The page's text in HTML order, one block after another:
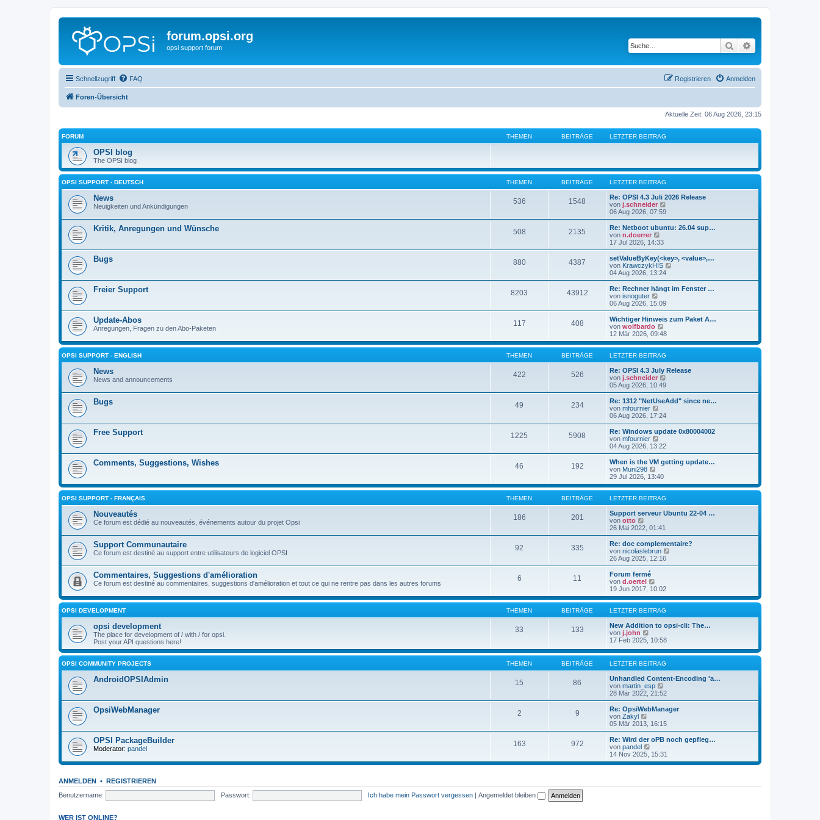
forum.opsi.org
opsi support forum Suche
Schnellzugriff FAQ Anmelden
Registrieren
Foren-Übersicht
Aktuelle Zeit: 06 Aug 2026, 23:15
FORUM THEMEN BEITRÄGE LETZTER BEITRAG
OPSI blog
The OPSI blog
OPSI SUPPORT - DEUTSCH THEMEN BEITRÄGE LETZTER BEITRAG
News
Neuigkeiten und Ankündigungen
536 1548
Re: OPSI 4.3 Juli 2026 Release
von j.schneider
u
e
B
e
r
06 Aug 2026, 07:59
Kritik, Anregungen und Wünsche 508 2135
Re: Netboot ubuntu: 26.04 sup…
von n.doerrer
e
u
e
s
t
B
e
i
r
a
g
17 Jul 2026, 14:33
Bugs 880 4387
setValueByKey(<key>, <value>,…
von KrawczykHIS
u
e
B
t
g
04 Aug 2026, 13:24
Freier Support 8203 43912
Re: Rechner hängt im Fenster …
von isnoguter
e
u
e
s
t
r
B
e
i
t
r
06 Aug 2026, 15:09
Update-Abos
Anregungen, Fragen zu den Abo-Paketen
117 408
Wichtiger Hinweis zum Paket A…
von wolfbardo
e
u
e
s
t
e
r
B
e
i
r
g
12 Mär 2026, 09:48
OPSI SUPPORT - ENGLISH THEMEN BEITRÄGE LETZTER BEITRAG
News
News and announcements
422 526
Re: OPSI 4.3 July Release
von j.schneider
u
e
B
r
05 Aug 2026, 10:49
Bugs 49 234
Re: 1312 "NetUseAdd" since ne…
von mfournier
e
u
e
s
t
B
e
i
t
r
a
06 Aug 2026, 17:24
Free Support 1225 5908
Re: Windows update 0x80004002
von mfournier
e
u
e
s
t
r
B
e
i
r
04 Aug 2026, 13:22
Comments, Suggestions, Wishes 46 192
When is the VM getting update…
von Muni298
e
u
e
s
t
e
B
e
i
t
r
29 Jul 2026, 13:40
OPSI SUPPORT - FRANÇAIS THEMEN BEITRÄGE LETZTER BEITRAG
Nouveautés
Ce forum est dédié au nouveautés, événements autour du projet Opsi
186 201
Support serveur Ubuntu 22-04 …
von otto
e
u
e
s
t
e
B
e
t
r
a
g
26 Mai 2022, 01:41
Support Communautaire
Ce forum est destiné au support entre utilisateurs de logiciel OPSI
92 335
Re: doc complementaire?
von nicolaslebrun
u
r
e
i
g
26 Aug 2025, 12:16
Commentaires, Suggestions d'amélioration
Ce forum est destiné au commentaires, suggestions d'amélioration et tout ce qui ne rentre pas dans les autres forums
6 11
Forum fermé
von d.oertel
e
u
e
s
t
e
B
i
t
a
g
19 Jun 2017, 10:02
OPSI DEVELOPMENT THEMEN BEITRÄGE LETZTER BEITRAG
opsi development
The place for development of / with / for opsi.
Post your API questions here!
33 133
New Addition to opsi-cli: The…
von j.john
e
e
s
e
r
B
e
t
r
a
g
17 Feb 2025, 10:58
OPSI COMMUNITY PROJECTS THEMEN BEITRÄGE LETZTER BEITRAG
AndroidOPSIAdmin 15 86
Unhandled Content-Encoding 'a…
von martin_esp
e
u
e
t
B
e
i
t
g
28 Mär 2022, 21:52
OpsiWebManager 2 9
Re: OpsiWebManager
von Zakyl
e
u
e
s
t
e
r
i
05 Mär 2013, 16:15
OPSI PackageBuilder
Moderator: pandel
163 972
Re: Wird der oPB noch gepfleg…
von pandel
e
u
14 Nov 2025, 15:31
ANMELDEN • REGISTRIEREN
Benutzername:
Passwort: Ich habe mein Passwort vergessen | Angemeldet bleiben
WER IST ONLINE?